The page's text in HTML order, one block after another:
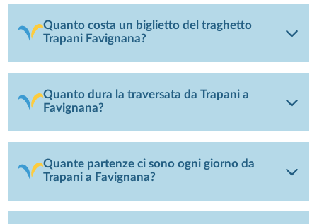
Quanto costa un biglietto del traghetto
Trapani Favignana?
Quanto dura la traversata da Trapani a
Favignana?
Quante partenze ci sono ogni giorno da
Trapani a Favignana?